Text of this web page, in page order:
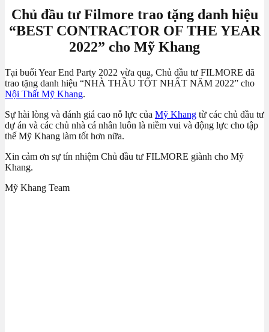
Chủ đầu tư Filmore trao tặng danh hiệu
“BEST CONTRACTOR OF THE YEAR
2022” cho Mỹ Khang
Tại buổi Year End Party 2022 vừa qua, Chủ đầu tư FILMORE đã
trao tặng danh hiệu “NHÀ THẦU TỐT NHẤT NĂM 2022” cho
Nội Thất Mỹ Khang.
Sự hài lòng và đánh giá cao nỗ lực của Mỹ Khang từ các chủ đầu tư
dự án và các chủ nhà cá nhân luôn là niềm vui và động lực cho tập
thế Mỹ Khang làm tốt hơn nữa.
Xin cảm ơn sự tín nhiệm Chủ đầu tư FILMORE giành cho Mỹ
Khang.
Mỹ Khang Team